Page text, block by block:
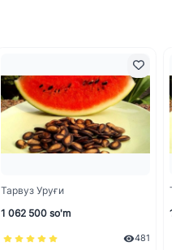
Тарвуз Уруғи
1 062 500 so'm
481
1